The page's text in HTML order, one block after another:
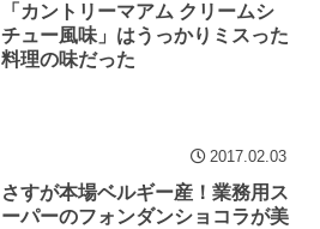
「カントリーマアム クリームシ
チュー風味」はうっかりミスった
料理の味だった
2017.02.03
さすが本場ベルギー産！業務用ス
ーパーのフォンダンショコラが美